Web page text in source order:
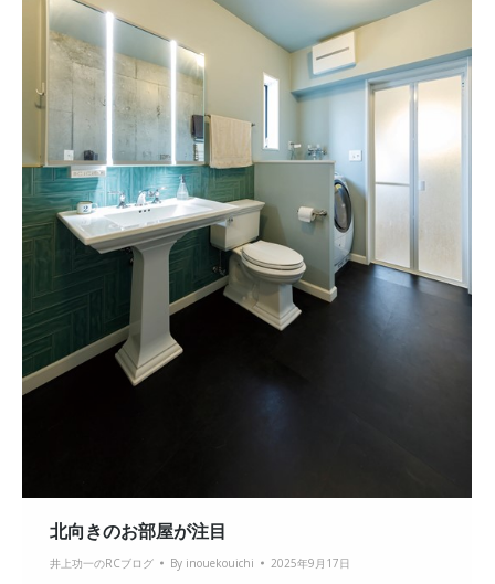
北向きのお部屋が注目
井上功一のRCブログ By inouekouichi 2025年9月17日